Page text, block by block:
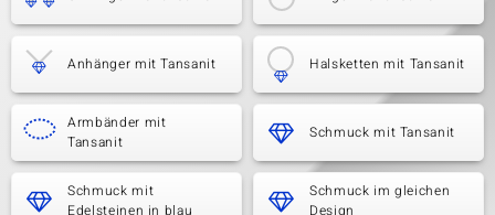
Anhänger mit Tansanit Halsketten mit Tansanit
Armbänder mit
Tansanit
Schmuck mit Tansanit
Schmuck mit
Edelsteinen in blau
Schmuck im gleichen
Design